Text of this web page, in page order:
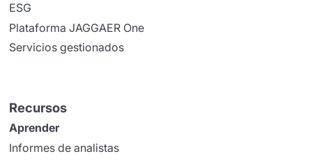
ESG
Plataforma JAGGAER One
Servicios gestionados
Recursos
Aprender
Informes de analistas